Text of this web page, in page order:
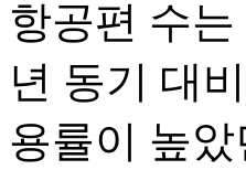
항공편 수
년 동기 대
용률이 높았